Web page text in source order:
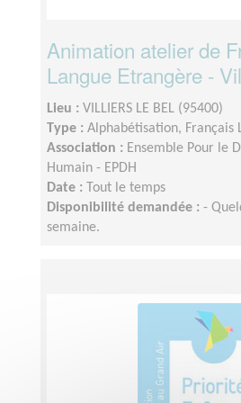
Animation atelier de
Langue Etrangère -
Lieu : VILLIERS LE BEL (95400)
Type : Alphabétisation, Français
Association : Ensemble Pour le
Humain - EPDH
Date :
Tout le temps
Disponibilité demandée : -
semaine.